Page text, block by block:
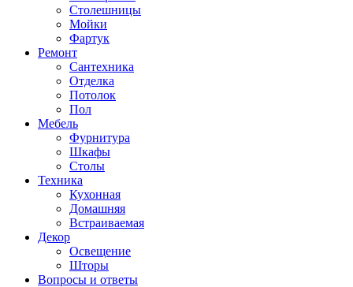
Столешницы
Мойки
Фартук
Ремонт
Сантехника
Отделка
Потолок
Пол
Мебель
Фурнитура
Шкафы
Столы
Техника
Кухонная
Домашняя
Встраиваемая
Декор
Освещение
Шторы
Вопросы и ответы